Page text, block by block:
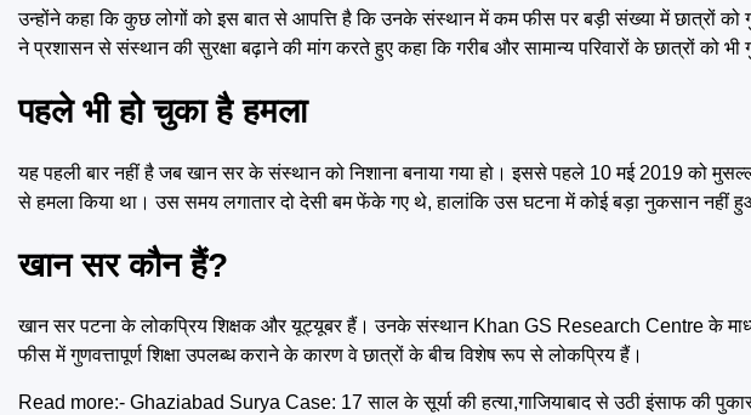
उन्होंने कहा कि कुछ लोगों को इस बात से आपत्ति है कि उनके संस्थान में कम फीस पर बड़ी संख्या में छात्रों को
ने प्रशासन से संस्थान की सुरक्षा बढ़ाने की मांग करते हुए कहा कि गरीब और सामान्य परिवारों के छात्रों को भी
पहले भी हो चुका है हमला
यह पहली बार नहीं है जब खान सर के संस्थान को निशाना बनाया गया हो। इससे पहले 10 मई 2019 को
से हमला किया था। उस समय लगातार दो देसी बम फेंके गए थे, हालांकि उस घटना में कोई बड़ा नुकसान नहीं
खान सर कौन हैं?
खान सर पटना के लोकप्रिय शिक्षक और यूट्यूबर हैं। उनके संस्थान Khan GS Research Centre के
फीस में गुणवत्तापूर्ण शिक्षा उपलब्ध कराने के कारण वे छात्रों के बीच विशेष रूप से लोकप्रिय हैं।
Read more:- Ghaziabad Surya Case: 17 साल के सूर्या की हत्या,गाजियाबाद से उठी इंसाफ की